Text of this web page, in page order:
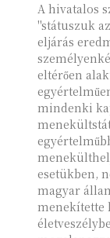
A hivatalos
"státuszuk
eljárás
eltérően
mindenki
esetükben,
magyar
menekítette